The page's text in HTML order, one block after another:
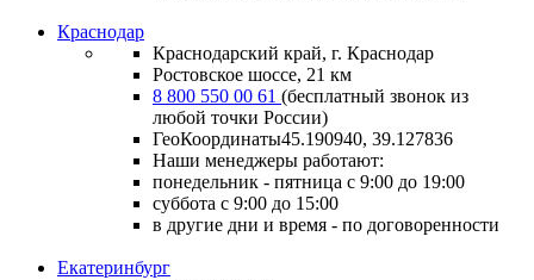
Краснодар
Краснодарский край, г. Краснодар
Ростовское шоссе, 21 км
8 800 550 00 61 (бесплатный звонок из
любой точки России)
ГеоКоординаты45.190940, 39.127836
Наши менеджеры работают:
понедельник - пятница с 9:00 до 19:00
суббота с 9:00 до 15:00
в другие дни и время - по договоренности
Екатеринбург